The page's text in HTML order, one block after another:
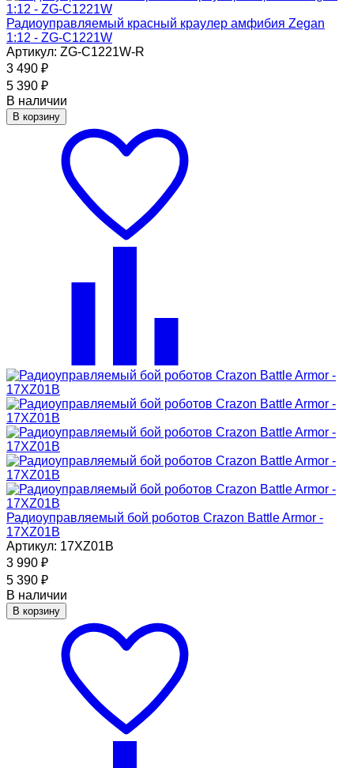
Радиоуправляемый красный краулер амфибия Zegan
1:12 - ZG-C1221W
Артикул: ZG-C1221W-R
3 490 ₽
5 390 ₽
В наличии
В корзину
Радиоуправляемый бой роботов Crazon Battle Armor -
17XZ01B
Артикул: 17XZ01B
3 990 ₽
5 390 ₽
В наличии
В корзину